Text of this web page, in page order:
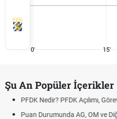
0' 15'
Şu An Popüler İçerikler
PFDK Nedir? PFDK Açılımı,
Puan Durumunda AG, OM ve